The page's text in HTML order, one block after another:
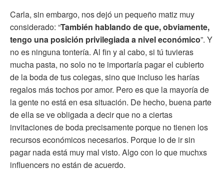
Carla, sin embargo, nos dejó un pequeño matiz muy
considerado: “También hablando de que, obviamente,
tengo una posición privilegiada a nivel económico”. Y
no es ninguna tontería. Al fin y al cabo, si tú tuvieras
mucha pasta, no solo no te importaría pagar el cubierto
de la boda de tus colegas, sino que incluso les harías
regalos más tochos por amor. Pero es que la mayoría de
la gente no está en esa situación. De hecho, buena parte
de ella se ve obligada a decir que no a ciertas
invitaciones de boda precisamente porque no tienen los
recursos económicos necesarios. Porque lo de ir sin
pagar nada está muy mal visto. Algo con lo que muchxs
influencers no están de acuerdo.